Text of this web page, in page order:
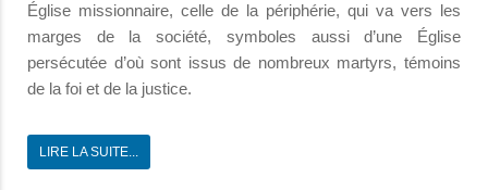
Église missionnaire, celle de la périphérie, qui va vers les
marges de la société, symboles aussi d’une Église
persécutée d’où sont issus de nombreux martyrs, témoins
de la foi et de la justice.
LIRE LA SUITE...